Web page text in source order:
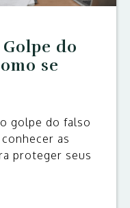
do
se
golpe do falso
as
proteger seus